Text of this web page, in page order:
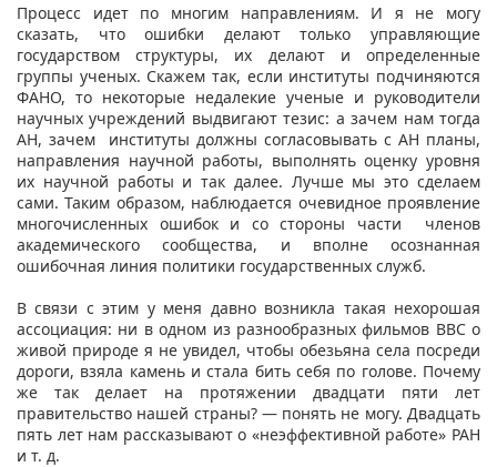
Процесс идет по многим направлениям. И я не могу
сказать, что ошибки делают только управляющие
государством структуры, их делают и определенные
группы ученых. Скажем так, если институты подчиняются
ФАНО, то некоторые недалекие ученые и руководители
научных учреждений выдвигают тезис: а зачем нам тогда
АН, зачем институты должны согласовывать с АН планы,
направления научной работы, выполнять оценку уровня
их научной работы и так далее. Лучше мы это сделаем
сами. Таким образом, наблюдается очевидное проявление
многочисленных ошибок и со стороны части членов
академического сообщества, и вполне осознанная
ошибочная линия политики государственных служб.
В связи с этим у меня давно возникла такая нехорошая
ассоциация: ни в одном из разнообразных фильмов ВВС о
живой природе я не увидел, чтобы обезьяна села посреди
дороги, взяла камень и стала бить себя по голове. Почему
же так делает на протяжении двадцати пяти лет
правительство нашей страны? — понять не могу. Двадцать
пять лет нам рассказывают о «неэффективной работе» РАН
и т. д.